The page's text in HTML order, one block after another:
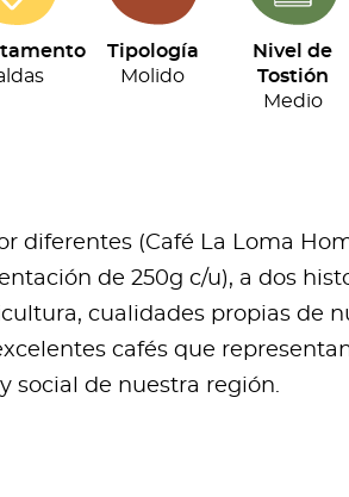
Tipología
Molido
Nivel de
Tostión
Medio
diferentes (Café La Loma
de 250g c/u), a dos
cualidades propias de
cafés que
social de nuestra región.